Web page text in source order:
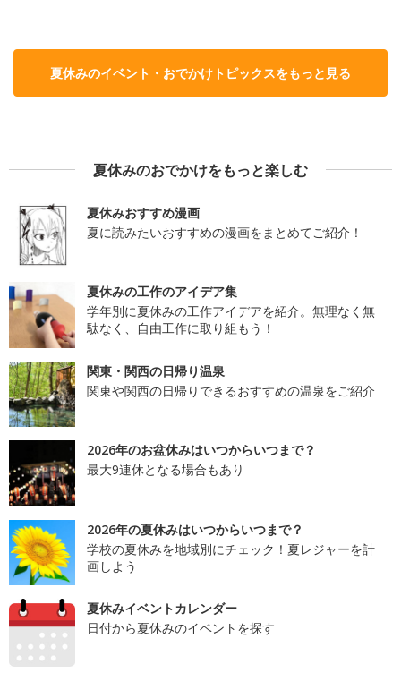
夏休みのイベント・おでかけトピックスをもっと見る
夏休みのおでかけをもっと楽しむ
夏休みおすすめ漫画
夏に読みたいおすすめの漫画をまとめてご紹介！
夏休みの工作のアイデア集
学年別に夏休みの工作アイデアを紹介。無理なく無
駄なく、自由工作に取り組もう！
関東・関西の日帰り温泉
関東や関西の日帰りできるおすすめの温泉をご紹介
2026年のお盆休みはいつからいつまで？
最大9連休となる場合もあり
2026年の夏休みはいつからいつまで？
学校の夏休みを地域別にチェック！夏レジャーを計
画しよう
夏休みイベントカレンダー
日付から夏休みのイベントを探す